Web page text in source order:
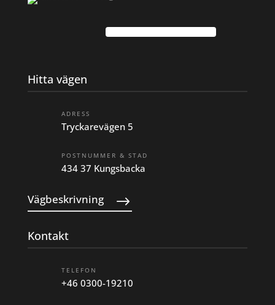
Hitta vägen
ADRESS
Tryckarevägen 5
POSTNUMMER & STAD
434 37 Kungsbacka
Vägbeskrivning
Kontakt
TELEFON
+46 0300-19210